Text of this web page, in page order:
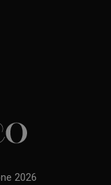
2026